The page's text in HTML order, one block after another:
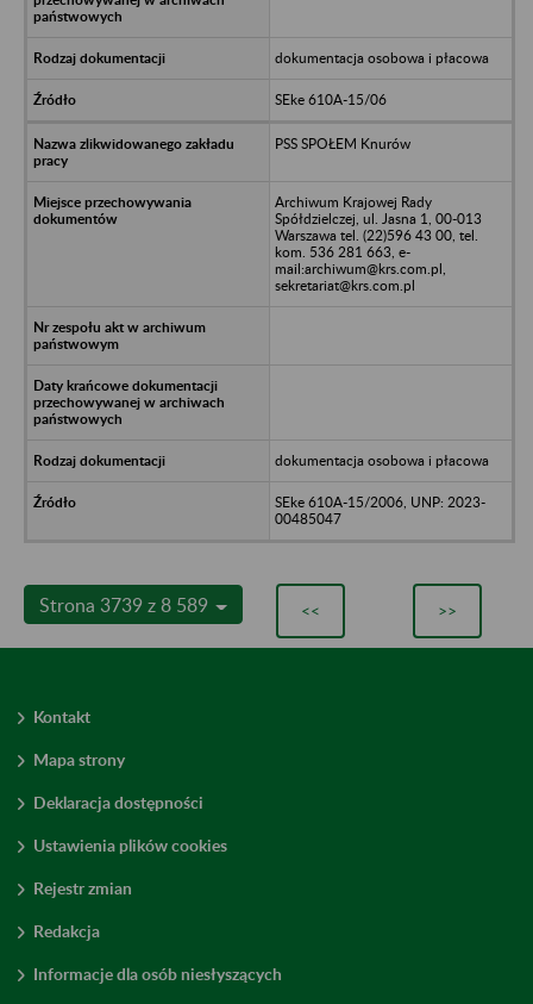
dokumentacja osobowa i płacowa
SEke 610A-15/06
PSS SPOŁEM Knurów
Archiwum Krajowej Rady
Spółdzielczej, ul. Jasna 1, 00-013
Warszawa tel. (22)596 43 00, tel.
kom. 536 281 663, e-
mail:archiwum@krs.com.pl,
sekretariat@krs.com.pl
dokumentacja osobowa i płacowa
SEke 610A-15/2006, UNP: 2023-
00485047
Strona 3739 z 8 589 << >>
Kontakt
Mapa strony
Deklaracja dostępności
Ustawienia plików cookies
Rejestr zmian
Redakcja
Informacje dla osób niesłyszących